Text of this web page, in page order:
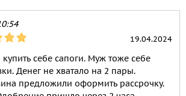
19.04.2024
себе сапоги. Муж тоже себе
Денег не хватало на 2 пары.
предложили оформить рассрочку.